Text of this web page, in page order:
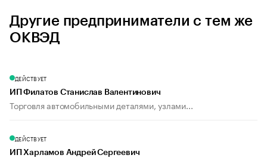
Другие предприниматели с тем же
ОКВЭД
ДЕЙСТВУЕТ
ИП Филатов Станислав Валентинович
Торговля автомобильными деталями, узлами...
ДЕЙСТВУЕТ
ИП Харламов Андрей Сергеевич